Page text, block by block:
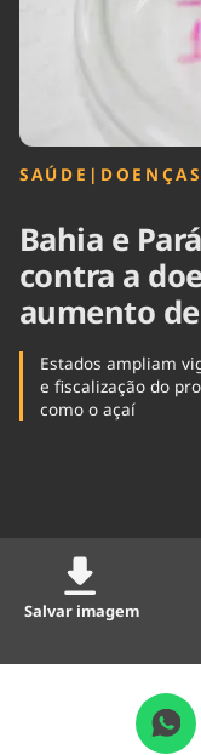
SAÚDE | DOENÇAS
Bahia e
contra a
aumento
Estados ampliam
e fiscalização do
como o açaí
Salvar imagem